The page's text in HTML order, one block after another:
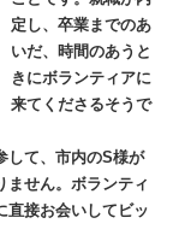
定し、卒業までのあ
いだ、時間のあうと
きにボランティアに
来てくださるそうで
して、市内のS様が
ません。ボランティ
直接お会いしてビッ